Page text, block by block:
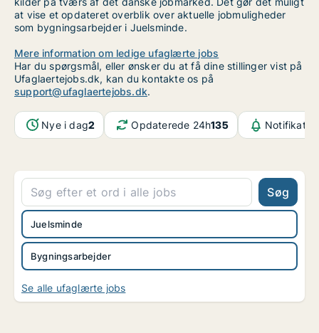
at vise et opdateret overblik over aktuelle jobmuligheder
som bygningsarbejder i Juelsminde.
Mere information om ledige ufaglærte jobs
Har du spørgsmål, eller ønsker du at få dine stillinger vist på
Ufaglaertejobs.dk, kan du kontakte os på
support@ufaglaertejobs.dk.
Nye i dag2 Opdaterede 24h135
Søg
Bygningsarbejder
Juelsminde
Se alle ufaglærte jobs